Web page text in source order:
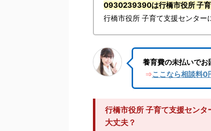
0930239390は行橋市役所 子育
行橋市役所 子育て支援センター
養育費の未払いでお
⇒ ここなら相談料0
行橋市役所 子育て支援セン
大丈夫？